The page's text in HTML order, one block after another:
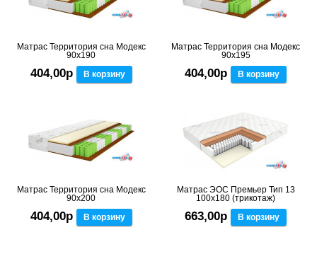
Матрас Территория сна Модекс
90x190
404,00р В корзину
Матрас Территория сна Модекс
90x195
404,00р В корзину
Матрас Территория сна Модекс
90x200
404,00р В корзину
Матрас ЭОС Премьер Тип 13
100x180 (трикотаж)
663,00р В корзину